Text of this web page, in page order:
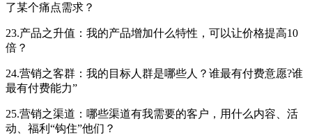
了某个痛点需求？
23.产品之升值：我的产品增加什么特性，可以让价格提高10
倍？
24.营销之客群：我的目标人群是哪些人？谁最有付费意愿?谁
最有付费能力”
25.营销之渠道：哪些渠道有我需要的客户，用什么内容、活
动、福利“钩住”他们？